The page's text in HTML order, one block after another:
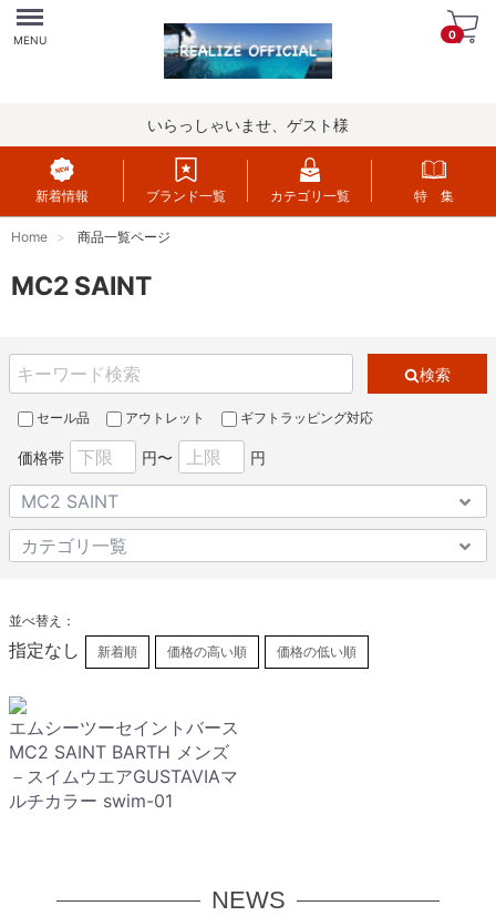
Menu
MENU 0
いらっしゃいませ、ゲスト様
新着情報 ブランド一覧 カテゴリ一覧 特 集
Home 商品一覧ページ
MC2 SAINT
検索
セール品 アウトレット ギフトラッピング対応
価格帯 円〜 円
並べ替え：
指定なし 新着順 価格の高い順 価格の低い順
エムシーツーセイントバース
MC2 SAINT BARTH メンズ
－スイムウエアGUSTAVIAマ
ルチカラー swim-01
NEWS